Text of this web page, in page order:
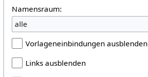
Namensraum:
alle
Vorlageneinbindungen ausblenden
Links ausblenden